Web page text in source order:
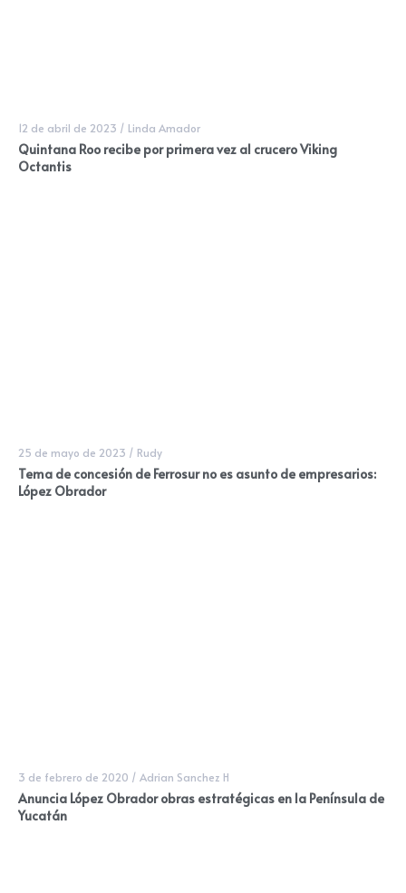
12 de abril de 2023 / Linda Amador
Quintana Roo recibe por primera vez al crucero Viking
Octantis
25 de mayo de 2023 / Rudy
Tema de concesión de Ferrosur no es asunto de empresarios:
López Obrador
3 de febrero de 2020 / Adrian Sanchez H
Anuncia López Obrador obras estratégicas en la Península de
Yucatán